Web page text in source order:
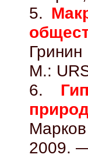
5.
М.:
6.
2009.